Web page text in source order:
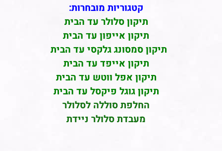
קטגוריות מובחרות:
תיקון סלולר עד הבית
תיקון אייפון עד הבית
תיקון סמסונג גלקסי עד הבית
תיקון אייפד עד הבית
תיקון אפל ווטש עד הבית
תיקון גוגל פיקסל עד הבית
החלפת סוללה לסלולר
מעבדת סלולר ניידת